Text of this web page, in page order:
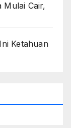
Mulai Cair,
Ketahuan